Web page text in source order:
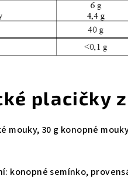
placičky
mouky, 30 g konopné
konopné semínko,